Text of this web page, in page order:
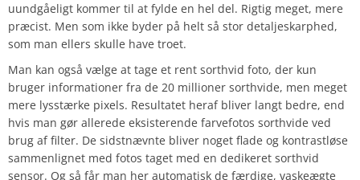
uundgåeligt kommer til at fylde en hel del. Rigtig meget, mere
præcist. Men som ikke byder på helt så stor detaljeskarphed,
som man ellers skulle have troet.
Man kan også vælge at tage et rent sorthvid foto, der kun
bruger informationer fra de 20 millioner sorthvide, men meget
mere lysstærke pixels. Resultatet heraf bliver langt bedre, end
hvis man gør allerede eksisterende farvefotos sorthvide ved
brug af filter. De sidstnævnte bliver noget flade og kontrastløse
sammenlignet med fotos taget med en dedikeret sorthvid
sensor. Og så får man her automatisk de færdige, vaskeægte